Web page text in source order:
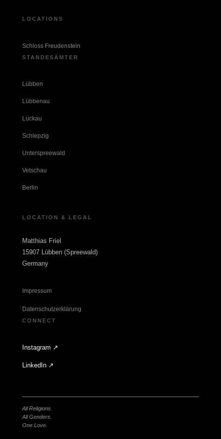
LOCATIONS
Schloss Freudenstein
STANDESÄMTER
Lübben
Lübbenau
Luckau
Schlepzig
Unterspreewald
Vetschau
Berlin
LOCATION & LEGAL
Matthias Friel
15907 Lübben (Spreewald)
Germany
Impressum
Datenschutzerklärung
CONNECT
Instagram ↗
LinkedIn ↗
All Religions.
All Genders.
One Love.